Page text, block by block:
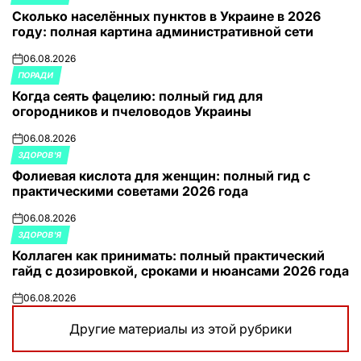
В
Сколько населённых пунктов в Украине в 2026
году: полная картина административной сети
on06.08.2026
ОПУБЛИКОВАНО
В
ПОРАДИ
Когда сеять фацелию: полный гид для
огородников и пчеловодов Украины
on06.08.2026
ОПУБЛИКОВАНО
В
ЗДОРОВ'Я
Фолиевая кислота для женщин: полный гид с
практическими советами 2026 года
on06.08.2026
ОПУБЛИКОВАНО
В
ЗДОРОВ'Я
Коллаген как принимать: полный практический
гайд с дозировкой, сроками и нюансами 2026 года
on06.08.2026
Другие материалы из этой рубрики